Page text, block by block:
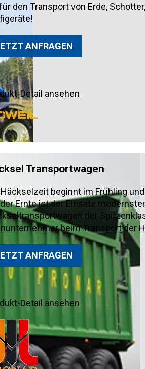
den Transport von Erde,
ANFRAGEN
Detail ansehen
Transportwagen
beginnt im Frühling
Ernte ist der Einsatz
der
beim Transport der
ANFRAGEN
Detail ansehen